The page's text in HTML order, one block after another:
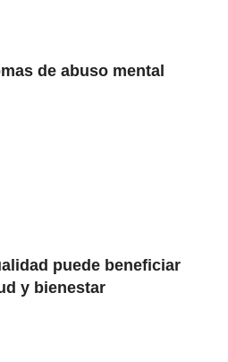
de abuso mental
puede beneficiar
y bienestar